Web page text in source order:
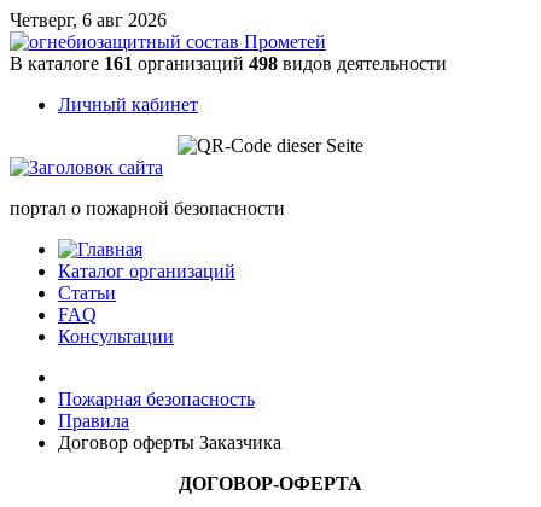
Четверг, 6 авг 2026
В каталоге 161 организаций 498 видов деятельности
Личный кабинет
портал о пожарной безопасности
Каталог организаций
Статьи
FAQ
Консультации
Пожарная безопасность
Правила
Договор оферты Заказчика
ДОГОВОР-ОФЕРТА